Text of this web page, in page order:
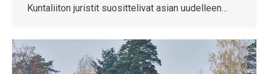
Kuntaliiton juristit suosittelivat asian uudelleen…